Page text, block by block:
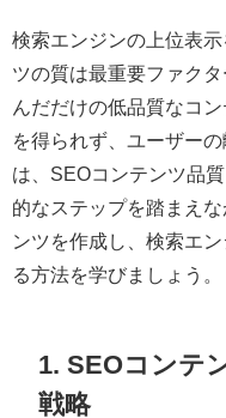
検索エンジンの上位表
ツの質は最重要ファク
んだだけの低品質なコ
を得られず、ユーザー
は、SEOコンテンツ品
的なステップを踏まえ
ンツを作成し、検索エ
る方法を学びましょう。
1. SEOコンテ
戦略